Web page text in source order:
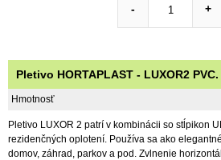
- +
Pletivo HORTAPLAST - LUXOR2 PVC.
Hmotnosť
Pletivo LUXOR 2 patrí v kombinácii so stĺpikon
rezidenčných oplotení. Používa sa ako
domov, záhrad, parkov a pod. Zvlnenie